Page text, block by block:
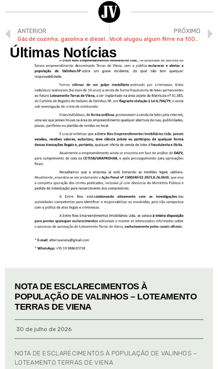
ANTERIOR PRÓXIMO
Últimas Notícias
NOTA DE ESCLARECIMENTOS À
POPULAÇÃO DE VALINHOS – LOTEAMENTO
TERRAS DE VIENA
30 de julho de 2026
NOTA DE ESCLARECIMENTOS À POPULAÇÃO DE VALINHOS –
LOTEAMENTO TERRAS DE VIENA